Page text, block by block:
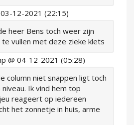
03-12-2021 (22:15)
heer Bens toch weer zijn
vullen met deze zieke klets
@ 04-12-2021 (05:28)
column niet snappen ligt toch
Ik vind hem top
reageert op iedereen
het zonnetje in huis, arme